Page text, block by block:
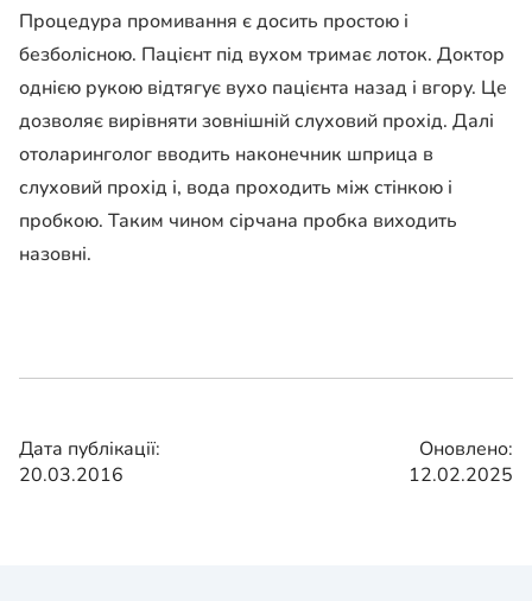
Процедура промивання є досить простою і
безболісною. Пацієнт під вухом тримає лоток. Доктор
однією рукою відтягує вухо пацієнта назад і вгору. Це
дозволяє вирівняти зовнішній слуховий прохід. Далі
отоларинголог вводить наконечник шприца в
слуховий прохід і, вода проходить між стінкою і
пробкою. Таким чином сірчана пробка виходить
назовні.
Дата публікації:
20.03.2016
Оновлено:
12.02.2025